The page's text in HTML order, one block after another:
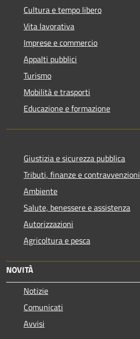
Cultura e tempo libero
Vita lavorativa
Imprese e commercio
Appalti pubblici
Turismo
Mobilità e trasporti
Educazione e formazione
Giustizia e sicurezza pubblica
Tributi, finanze e contravvenzioni
Ambiente
Salute, benessere e assistenza
Autorizzazioni
Agricoltura e pesca
NOVITÀ
Notizie
Comunicati
Avvisi